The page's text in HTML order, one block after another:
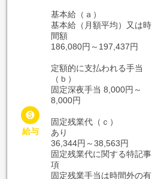

給与
基本給（ａ）
基本給（月額平均）又は時
間額
186,080円～197,437円
定額的に支払われる手当
（ｂ）
固定深夜手当 8,000円～
8,000円
固定残業代（ｃ）
あり
36,344円～38,563円
固定残業代に関する特記事
項
固定残業手当は時間外の有